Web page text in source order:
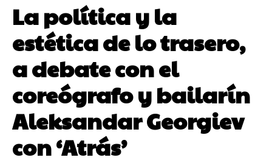
La política y la
estética de lo trasero,
a debate con el
coreógrafo y bailarín
Aleksandar Georgiev
con ‘Atrás’